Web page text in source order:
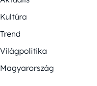
Kultúra
Trend
Világpolitika
Magyarország